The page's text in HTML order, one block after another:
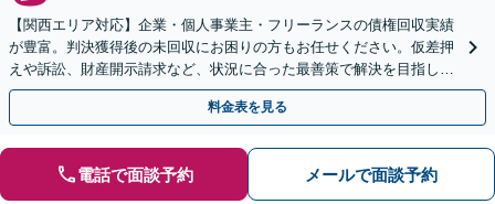
【関西エリア対応】企業・個人事業主・フリーランスの債権回収実績
が豊富。判決獲得後の未回収にお困りの方もお任せください。仮差押
えや訴訟、財産開示請求など、状況に合った最善策で解決を目指しま
す【夜間面談可】
料金表を見る
電話で面談予約 メールで面談予約